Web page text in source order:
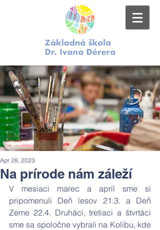
Na prírode nám záleží
Apr 28, 2023
V mesiaci marec a apríl sme si
pripomenuli Deň lesov 21.3. a Deň
Zeme 22.4. Druháci, tretiaci a štvrtáci
sme sa spoločne vybrali na Kolibu, kde